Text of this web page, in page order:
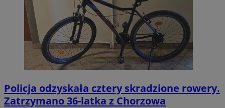
Policja odzyskała cztery skradzione rowery.
Zatrzymano 36-latka z Chorzowa